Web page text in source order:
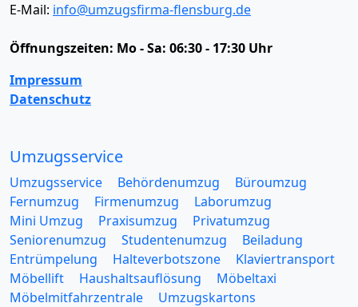
E-Mail: info@umzugsfirma-flensburg.de
Öffnungszeiten: Mo - Sa: 06:30 - 17:30 Uhr
Impressum
Datenschutz
Umzugsservice
Umzugsservice Behördenumzug
Büroumzug
Fernumzug
Firmenumzug
Laborumzug
Mini Umzug
Praxisumzug
Privatumzug
Seniorenumzug
Studentenumzug
Beiladung
Entrümpelung
Halteverbotszone
Klaviertransport
Möbellift
Haushaltsauflösung
Möbeltaxi
Möbelmitfahrzentrale
Umzugskartons